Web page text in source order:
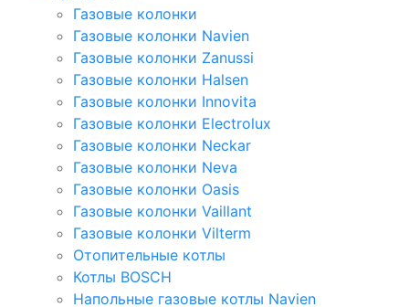
Газовые колонки
Газовые колонки Navien
Газовые колонки Zanussi
Газовые колонки Halsen
Газовые колонки Innovita
Газовые колонки Electrolux
Газовые колонки Neckar
Газовые колонки Neva
Газовые колонки Oasis
Газовые колонки Vaillant
Газовые колонки Vilterm
Отопительные котлы
Котлы BOSCH
Напольные газовые котлы Navien